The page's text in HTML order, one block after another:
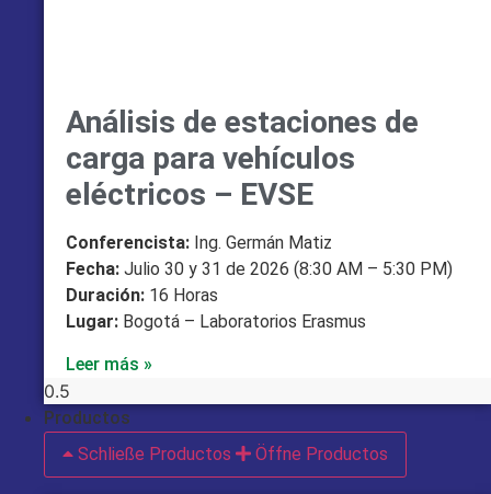
Análisis de estaciones de
carga para vehículos
eléctricos – EVSE
Conferencista: Ing. Germán Matiz
Fecha: Julio 30 y 31 de 2026 (8:30 AM – 5:30 PM)
Duración: 16 Horas
Lugar: Bogotá – Laboratorios Erasmus
Leer más »
Productos
Schließe Productos
Öffne Productos